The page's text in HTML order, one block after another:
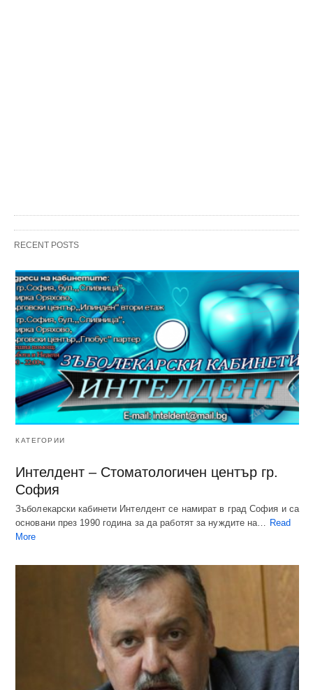
RECENT POSTS
КАТЕГОРИИ
Интелдент – Стоматологичен център гр.
София
Зъболекарски кабинети Интелдент се намират в град София и са
основани през 1990 година за да работят за нуждите на… Read
More